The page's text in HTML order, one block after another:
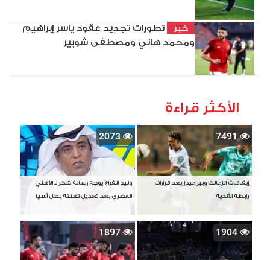
خبر
تطورات تجديد عقود ياسر إبراهيم
ومحمد هاني ومصطفى شوبير
الأكثر قراءة
7491
إيقافات الزمالك وبيراميدز بعد قرارات
رابطة الأندية
2073
وليد الفراج يوجه رسالة شكر لـ الأهلي
المصري بعد تعديل تهنئة بطل آسيا
1904
1897